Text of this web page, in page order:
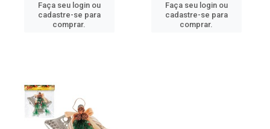
Faça seu login ou
cadastre-se para
comprar.
Faça seu login ou
cadastre-se para
comprar.